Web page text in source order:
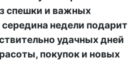
спешки и важных
недели подарит
удачных дней
покупок и новых